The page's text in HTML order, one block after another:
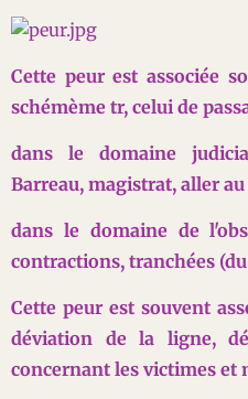
Cette peur est associée
schémème tr, celui de
dans le domaine
Barreau, magistrat, aller
dans le domaine de
contractions, tranchées
Cette peur est souvent
déviation de la ligne,
concernant les victimes et